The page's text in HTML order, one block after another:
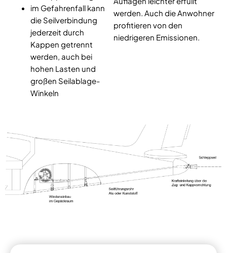
im Gefahrenfall kann
die Seilverbindung
jederzeit durch
Kappen getrennt
werden, auch bei
hohen Lasten und
großen Seilablage-
Winkeln
werden. Auch die Anwohner
profitieren von den
niedrigeren Emissionen.